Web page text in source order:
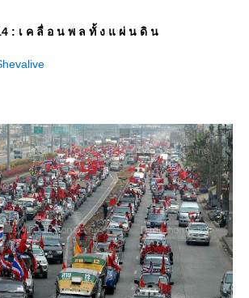
: เ ค ลื่ อ น พ ล ทั้ ง แ ผ่ น ดิ น